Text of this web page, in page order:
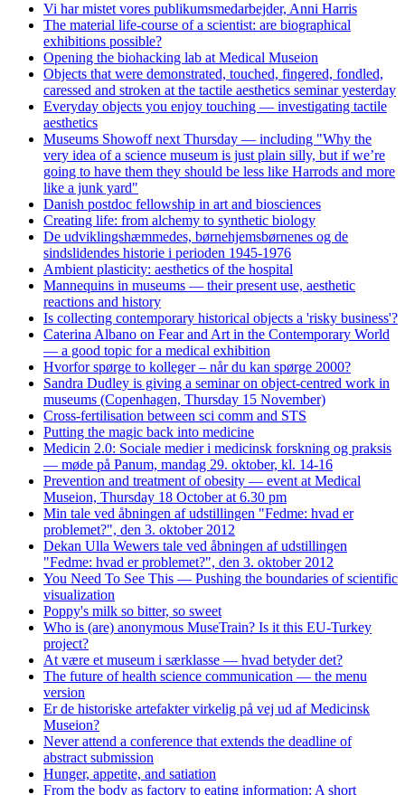
Vi har mistet vores publikumsmedarbejder, Anni Harris
The material life-course of a scientist: are biographical
exhibitions possible?
Opening the biohacking lab at Medical Museion
Objects that were demonstrated, touched, fingered, fondled,
caressed and stroken at the tactile aesthetics seminar yesterday
Everyday objects you enjoy touching — investigating tactile
aesthetics
Museums Showoff next Thursday — including "Why the
very idea of a science museum is just plain silly, but if we’re
going to have them they should be less like Harrods and more
like a junk yard"
Danish postdoc fellowship in art and biosciences
Creating life: from alchemy to synthetic biology
De udviklingshæmmedes, børnehjemsbørnenes og de
sindslidendes historie i perioden 1945-1976
Ambient plasticity: aesthetics of the hospital
Mannequins in museums — their present use, aesthetic
reactions and history
Is collecting contemporary historical objects a 'risky business'?
Caterina Albano on Fear and Art in the Contemporary World
— a good topic for a medical exhibition
Hvorfor spørge to kolleger – når du kan spørge 2000?
Sandra Dudley is giving a seminar on object-centred work in
museums (Copenhagen, Thursday 15 November)
Cross-fertilisation between sci comm and STS
Putting the magic back into medicine
Medicin 2.0: Sociale medier i medicinsk forskning og praksis
— møde på Panum, mandag 29. oktober, kl. 14-16
Prevention and treatment of obesity — event at Medical
Museion, Thursday 18 October at 6.30 pm
Min tale ved åbningen af udstillingen "Fedme: hvad er
problemet?", den 3. oktober 2012
Dekan Ulla Wewers tale ved åbningen af udstillingen
"Fedme: hvad er problemet?", den 3. oktober 2012
You Need To See This — Pushing the boundaries of scientific
visualization
Poppy's milk so bitter, so sweet
Who is (are) anonymous MuseTrain? Is it this EU-Turkey
project?
At være et museum i særklasse — hvad betyder det?
The future of health science communication — the menu
version
Er de historiske artefakter virkelig på vej ud af Medicinsk
Museion?
Never attend a conference that extends the deadline of
abstract submission
Hunger, appetite, and satiation
From the body as factory to eating information: A short